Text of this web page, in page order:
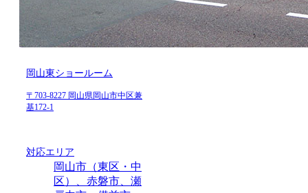
岡山東ショールーム
〒703-8227 岡山県岡山市中区兼
基172-1
対応エリア
岡山市（東区・中
区）、赤磐市、瀬